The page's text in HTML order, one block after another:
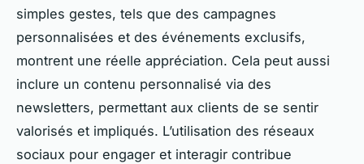
simples gestes, tels que des campagnes
personnalisées et des événements exclusifs,
montrent une réelle appréciation. Cela peut aussi
inclure un contenu personnalisé via des
newsletters, permettant aux clients de se sentir
valorisés et impliqués. L’utilisation des réseaux
sociaux pour engager et interagir contribue